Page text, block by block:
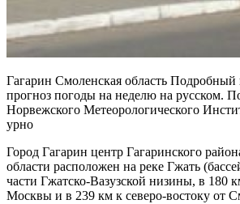
Гагарин Смоленская область
прогноз погоды на неделю на русском.
Норвежского Метеорологического
урно
Город Гагарин центр Гагаринского
области расположен на реке Гжать
части Гжатско-Вазузской низины, в 180
Москвы и в 239 км к северо-востоку от